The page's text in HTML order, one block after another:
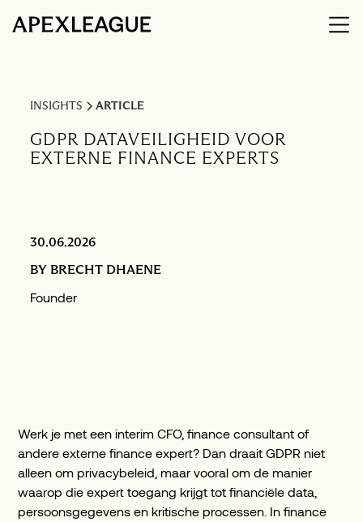
INSIGHTS ARTICLE
GDPR DATAVEILIGHEID VOOR
EXTERNE FINANCE EXPERTS
30.06.2026
BY BRECHT DHAENE
Founder
Werk je met een interim CFO, finance consultant of
andere externe finance expert? Dan draait GDPR niet
alleen om privacybeleid, maar vooral om de manier
waarop die expert toegang krijgt tot financiële data,
persoonsgegevens en kritische processen. In finance